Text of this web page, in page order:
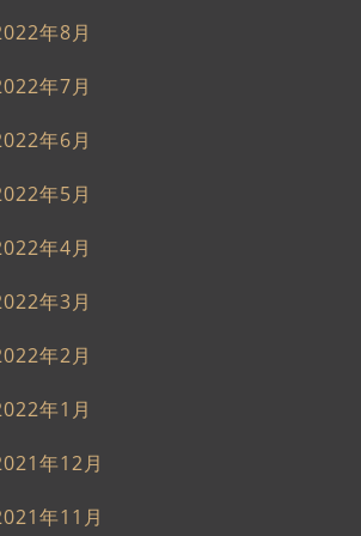
年8月
年7月
年6月
年5月
年4月
年3月
年2月
年1月
年12月
年11月